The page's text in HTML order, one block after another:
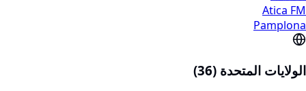
Atica FM
Pamplona
الولايات المتحدة (36)